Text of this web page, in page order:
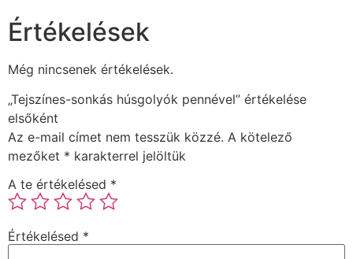
Értékelések
Még nincsenek értékelések.
„Tejszínes-sonkás húsgolyók pennével” értékelése
elsőként
Az e-mail címet nem tesszük közzé. A kötelező
mezőket * karakterrel jelöltük
A te értékelésed *
Értékelésed *